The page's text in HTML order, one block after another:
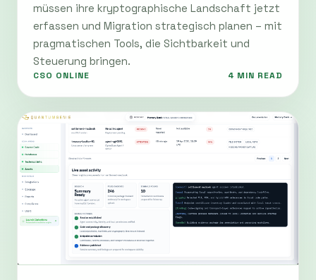
müssen ihre kryptographische Landschaft jetzt
erfassen und Migration strategisch planen – mit
pragmatischen Tools, die Sichtbarkeit und
Steuerung bringen.
CSO ONLINE 4 MIN READ